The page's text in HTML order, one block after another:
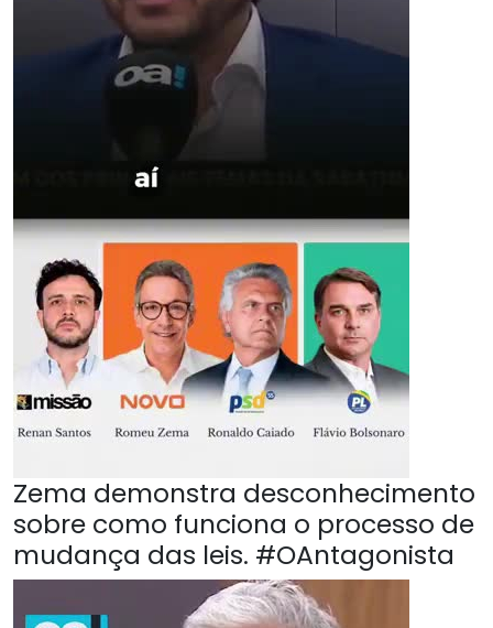
Zema demonstra desconhecimento
sobre como funciona o processo de
mudança das leis. #OAntagonista